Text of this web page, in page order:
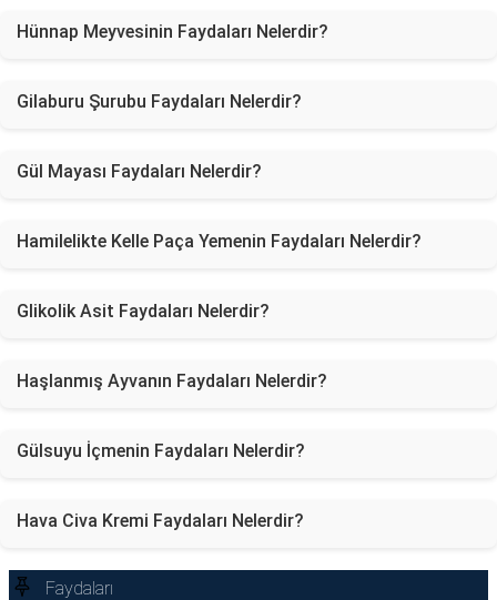
Hünnap Meyvesinin Faydaları Nelerdir?
Gilaburu Şurubu Faydaları Nelerdir?
Gül Mayası Faydaları Nelerdir?
Hamilelikte Kelle Paça Yemenin Faydaları Nelerdir?
Glikolik Asit Faydaları Nelerdir?
Haşlanmış Ayvanın Faydaları Nelerdir?
Gülsuyu İçmenin Faydaları Nelerdir?
Hava Civa Kremi Faydaları Nelerdir?
Faydaları